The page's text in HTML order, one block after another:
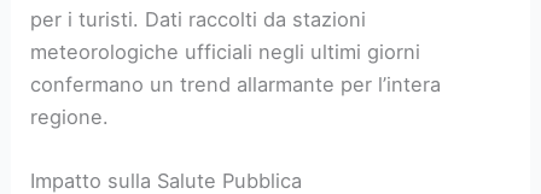
per i turisti. Dati raccolti da stazioni
meteorologiche ufficiali negli ultimi giorni
confermano un trend allarmante per l’intera
regione.
Impatto sulla Salute Pubblica